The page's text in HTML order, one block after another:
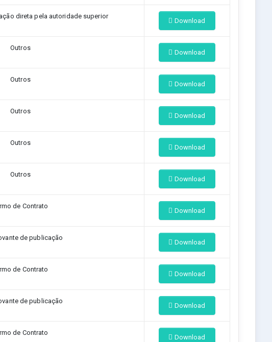
direta pela autoridade superior
Download
Outros
Download
Outros
Download
Outros
Download
Outros
Download
Outros
Download
de Contrato
Download
de publicação
Download
de Contrato
Download
de publicação
Download
de Contrato
Download